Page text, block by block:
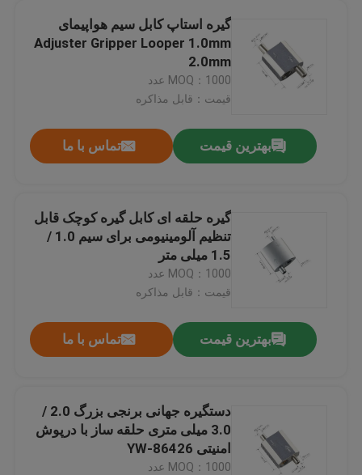
گیره استاپ کابل سیم هواپیمای
Adjuster Gripper Looper 1.0mm
2.0mm
MOQ：1000 عدد
قیمت：قابل مذاکره
بهترین قیمت تماس با ما
گیره حلقه ای کابل گیره کوچک قابل
تنظیم آلومینیومی برای سیم 1.0 /
1.5 میلی متر
MOQ：1000 عدد
قیمت：قابل مذاکره
بهترین قیمت تماس با ما
دستگیره جهانی برنجی بزرگ 2.0 /
3.0 میلی متری حلقه ساز با درپوش
امنیتی YW-86426
MOQ：1000 عدد